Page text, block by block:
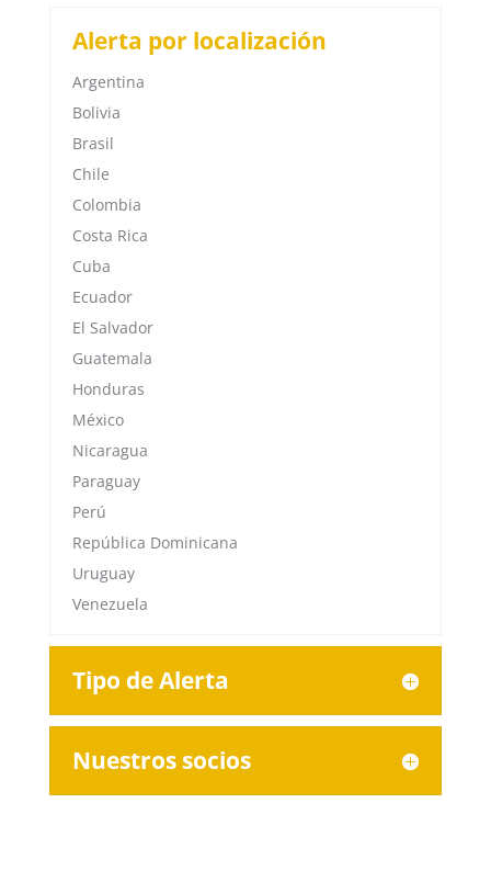
Alerta por localización
Argentina
Bolivia
Brasil
Chile
Colombia
Costa Rica
Cuba
Ecuador
El Salvador
Guatemala
Honduras
México
Nicaragua
Paraguay
Perú
República Dominicana
Uruguay
Venezuela
Tipo de Alerta
Nuestros socios